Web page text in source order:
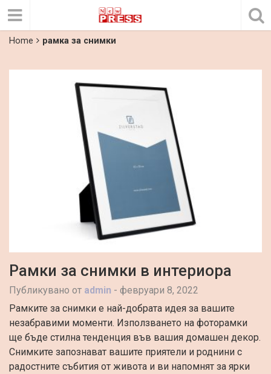
Home рамка за снимки
Рамки за снимки в интериора
Публикувано от admin - февруари 8, 2022
Рамките за снимки е най-добрата идея за вашите
незабравими моменти. Използването на фоторамки
ще бъде стилна тенденция във вашия домашен декор.
Снимките запознават вашите приятели и роднини с
радостните събития от живота и ви напомнят за ярки